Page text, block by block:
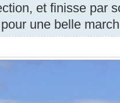
et finisse par
une belle